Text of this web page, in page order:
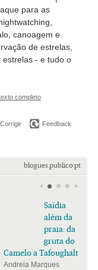
para as
canoagem e
de estrelas,
estrelas - e tudo o
completo
Corrigir Feedback
blogues.publico.pt
Saïdia
além da
praia: da
gruta do
Camelo a Tafoughalt
Andreia Marques